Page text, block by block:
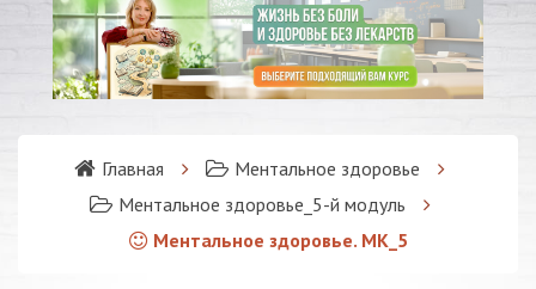
Главная
Ментальное здоровье
Ментальное здоровье_5-й модуль
Ментальное здоровье. МК_5